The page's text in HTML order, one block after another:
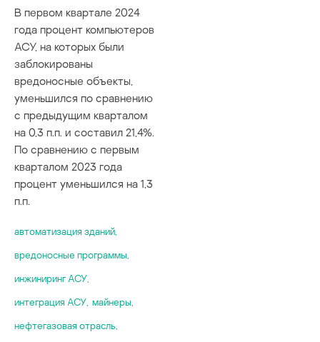
В первом квартале 2024
года процент компьютеров
АСУ, на которых были
заблокированы
вредоносные объекты,
уменьшился по сравнению
с предыдущим кварталом
на 0,3 п.п. и составил 21,4%.
По сравнению с первым
кварталом 2023 года
процент уменьшился на 1,3
п.п.
автоматизация зданий
вредоносные программы
инжиниринг АСУ
интеграция АСУ майнеры
нефтегазовая отрасль